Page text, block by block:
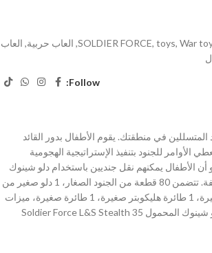
SOLDIER FORCE, toys, War
, العاب حربية, العاب
Follow:
في منطقتك. يقوم الأطفال بدور القائد
الأوامر للجنود بتنفيذ الإستراتيجية الهجومية
أن الأطفال يمكنهم نقل جنديين باستخدام دلو شينوك
إلى ساحات القتال المختلفة. تتضمن 80 قطعة من الجنود الصغار، 1 دلو صغير من
طراز شينوك، 1 دبابة صغيرة، 1 طائرة هليكوبتر صغيرة، 1 طائرة صغيرة، ميزات
المنتج: 100 قطعة من دلو شينوك المحمول Soldier Force L&S Stealth 35